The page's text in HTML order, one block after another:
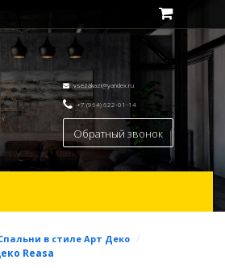
vsezakazi@yandex.ru
+7 (964) 622-01-14
Обратный звонок
в стиле Арт Деко /
Reasa